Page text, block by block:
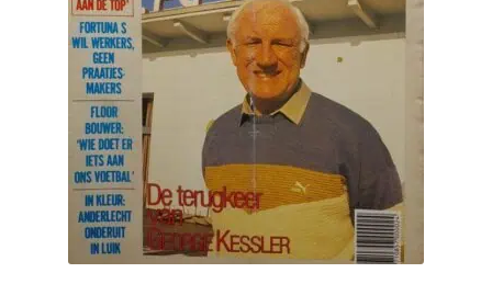
Contact